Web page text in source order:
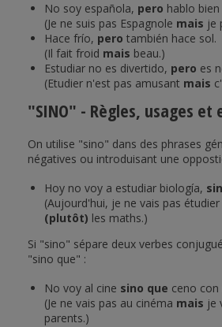
No soy española, pero hablo
(Je ne suis pas Espagnole mais je
Hace frío, pero también hace sol.
(Il fait froid mais beau.)
Estudiar no es divertido, pero es
(Etudier n'est pas amusant mais
"SINO" - Règles, usages et
On utilise "sino" dans des phrases
négatives ou introduisant une
Hoy no voy a estudiar biología,
(Aujourd'hui, je ne vais pas
(plutôt) les maths.)
Si "sino" sépare deux verbes
"sino que" :
No voy al cine sino que ceno con
(Je ne vais pas au cinéma mais je
parents.)